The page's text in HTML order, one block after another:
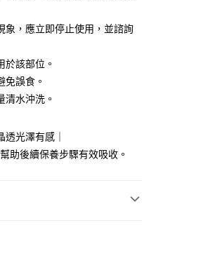
免運費
運費
免運費
運費
象，應立即停止使用，並諮詢
於該部位。
免誤食。
清水沖洗。
光澤有感｜
助後續保養步驟有效吸收。